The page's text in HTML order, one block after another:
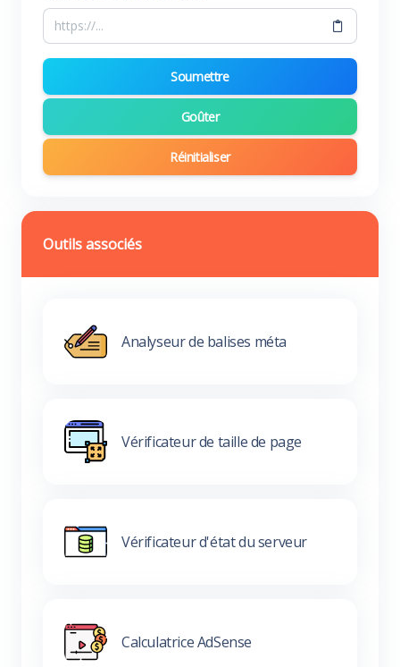
Soumettre
Goûter
Réinitialiser
Outils associés
Analyseur de balises méta
Vérificateur de taille de page
Vérificateur d'état du serveur
Calculatrice AdSense